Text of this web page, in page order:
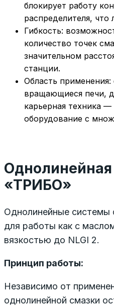
блокирует работу
распределителя, что
Гибкость:
количество точек
значительном
станции.
Область
вращающиеся печи,
карьерная техника
оборудование с
«ТРИБО»
Однолинейные системы
для работы как с
вязкостью до NLGI 2.
Принцип работы:
Независимо от
однолинейной смазки